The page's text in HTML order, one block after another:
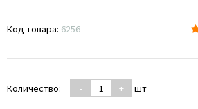
Код товара: 6256
Количество: - + шт